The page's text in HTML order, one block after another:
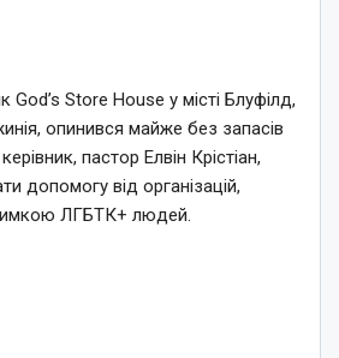
Store House у місті Блуфілд,
опинився майже без запасів
пастор Елвін Крістіан,
допомогу від організацій,
ЛГБТК+ людей.